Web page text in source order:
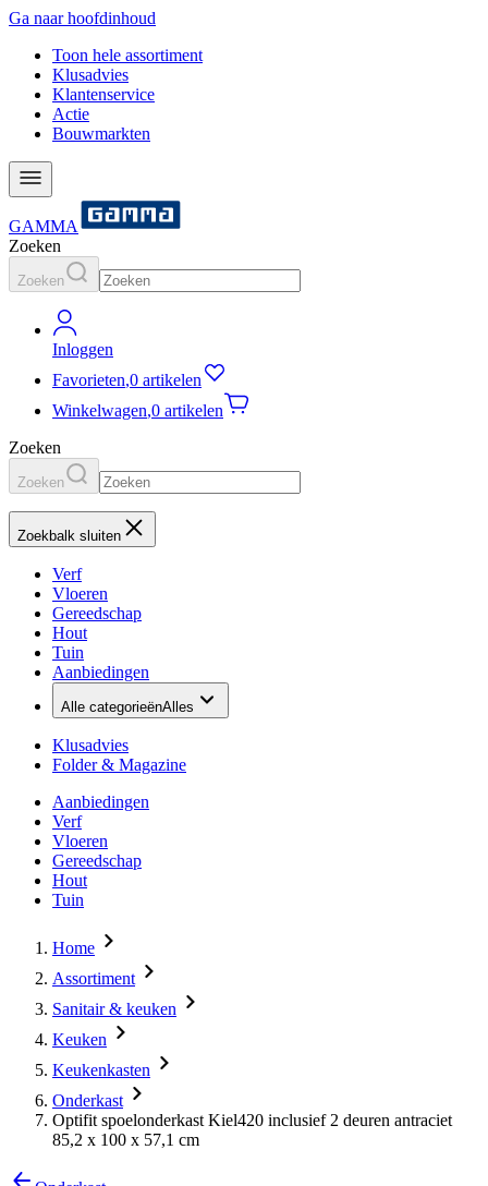
Ga naar hoofdinhoud
Toon hele assortiment
Klusadvies
Klantenservice
Actie
Bouwmarkten
GAMMA
Zoeken
Zoeken
Inloggen
Favorieten,0 artikelen
Winkelwagen,0 artikelen
Zoeken
Zoeken
Zoekbalk sluiten
Verf
Vloeren
Gereedschap
Hout
Tuin
Aanbiedingen
Alle categorieënAlles
Klusadvies
Folder & Magazine
Aanbiedingen
Verf
Vloeren
Gereedschap
Hout
Tuin
Home
Assortiment
Sanitair & keuken
Keuken
Keukenkasten
Onderkast
Optifit spoelonderkast Kiel420 inclusief 2 deuren antraciet
85,2 x 100 x 57,1 cm